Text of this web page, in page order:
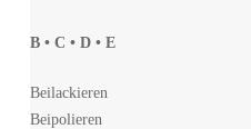
B • C • D • E
Beilackieren
Beipolieren